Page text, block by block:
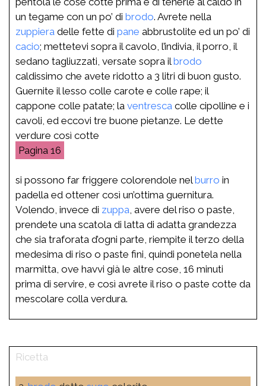
un tegame con un po’ di brodo. Avrete nella
zuppiera delle fette di pane abbrustolite ed un po’ di
cacio; mettetevi sopra il cavolo, l’indivia, il porro, il
sedano tagliuzzati, versate sopra ilbrodo
caldissimo che avete ridotto a 3 litri di buon gusto.
Guernite il lesso colle carote e colle rape; il
cappone colle patate; la ventresca colle cipolline e i
cavoli, ed eccovi tre buone pietanze. Le dette
verdure così cotte
16
si possono far friggere colorendole nelburro in
padella ed ottener così un’ottima guernitura.
Volendo, invece di zuppa , avere del riso o paste,
prendete una scatola di latta di adatta grandezza
che sia traforata d’ogni parte, riempite il terzo della
medesima di riso o paste fini, quindi ponetela nella
marmitta, ove havvi già le altre cose, 16 minuti
prima di servire, e così avrete il riso o paste cotte da
mescolare colla verdura.